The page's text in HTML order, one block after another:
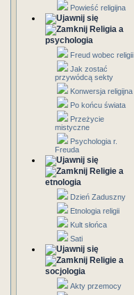
Powieść religijna
Religia a
psychologia
Freud wobec religii
Jak zostać
przywódcą sekty
Konwersja religijna
Po końcu świata
Przeżycie
mistyczne
Psychologia r.
Freuda
Religie a
etnologia
Dzień Zaduszny
Etnologia religii
Kult słońca
Sati
Religie a
socjologia
Akty przemocy